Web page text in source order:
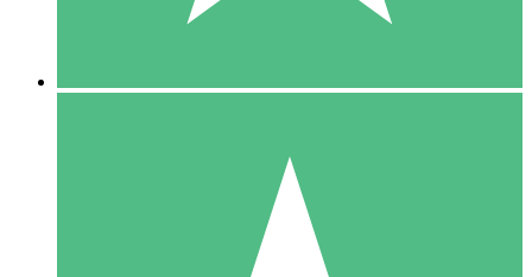
10 Downloads
20 00